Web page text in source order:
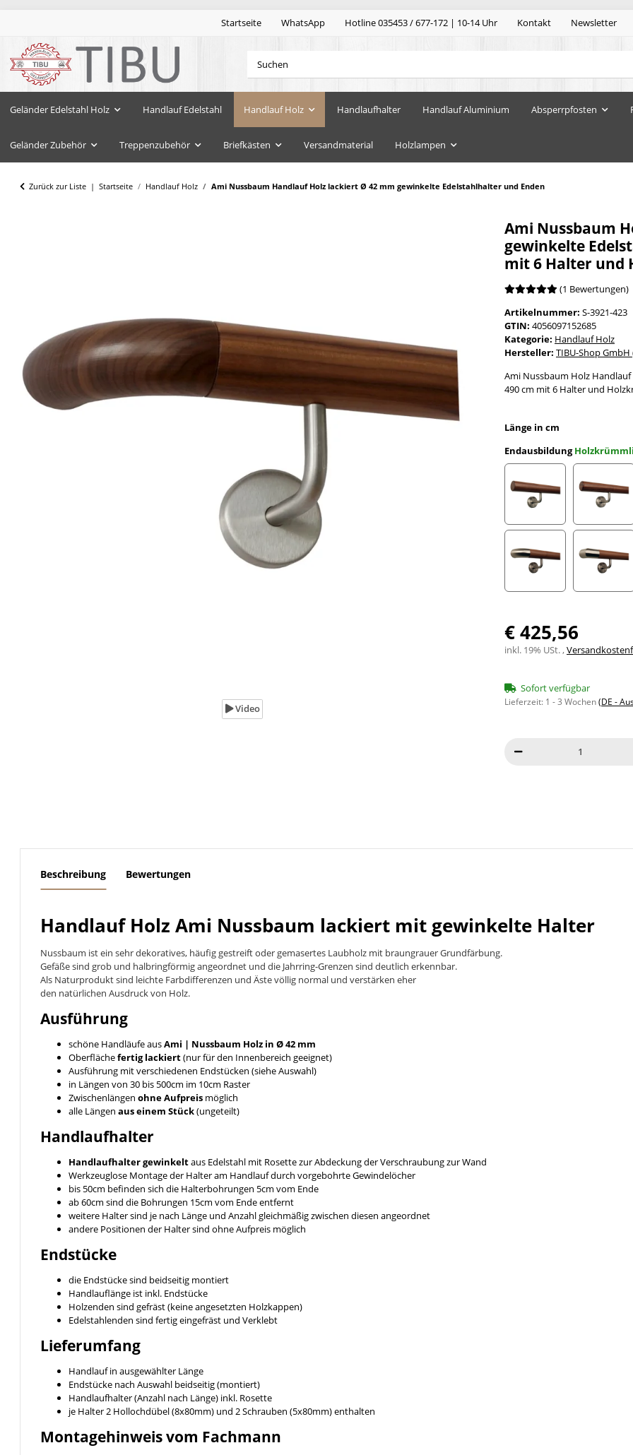
Startseite WhatsApp Hotline 035453 / 677-172 | 10-14 Uhr Kontakt Newsletter
Geländer Edelstahl Holz Handlauf Edelstahl Handlauf Holz Handlaufhalter Handlauf Aluminium Absperrpfosten
Geländer Zubehör Treppenzubehör Briefkästen Versandmaterial Holzlampen
Zurück zur Liste Startseite Handlauf Holz Ami Nussbaum Handlauf Holz lackiert Ø 42 mm gewinkelte Edelstahlhalter und Enden
Video
Ami Nussbaum
gewinkelte
mit 6 Halter und
(1 Bewertungen)
Artikelnummer: S-3921-423
GTIN: 4056097152685
Kategorie: Handlauf Holz
Hersteller: TIBU-Shop
Ami Nussbaum Holz
490 cm mit 6 Halter und
Länge in cm
Endausbildung
gefast
€ 425,56
inkl. 19% USt. ,
Sofort verfügbar
Lieferzeit: 1 - 3 Wochen(DE -
Beschreibung Bewertungen
Handlauf Holz Ami Nussbaum lackiert mit gewinkelte Halter
Nussbaum ist ein sehr dekoratives, häufig gestreift oder gemasertes Laubholz mit braungrauer Grundfärbung.
Gefäße sind grob und halbringförmig angeordnet und die Jahrring-Grenzen sind deutlich erkennbar.
Als Naturprodukt sind leichte Farbdifferenzen und Äste völlig normal und verstärken eher
den natürlichen Ausdruck von Holz.
Ausführung
schöne Handläufe ausAmi | Nussbaum Holz in Ø 42 mm
Oberflächefertig lackiert(nur für den Innenbereich geeignet)
Ausführung mit verschiedenen Endstücken (siehe Auswahl)
in Längen von 30 bis 500cm im 10cm Raster
Zwischenlängen ohne Aufpreis möglich
alle Längen aus einem Stück(ungeteilt)
Handlaufhalter
Handlaufhalter gewinkeltaus Edelstahl mit Rosette zur Abdeckung der Verschraubung zur Wand
Werkzeuglose Montage der Halter am Handlauf durch vorgebohrte Gewindelöcher
bis 50cm befinden sich die Halterbohrungen 5cm vom Ende
ab 60cm sind die Bohrungen 15cm vom Ende entfernt
weitere Halter sind je nach Länge und Anzahl gleichmäßig zwischen diesen angeordnet
andere Positionen der Halter sind ohne Aufpreis möglich
Endstücke
die Endstücke sind beidseitig montiert
Handlauflänge ist inkl. Endstücke
Holzenden sind gefräst (keine angesetzten Holzkappen)
Edelstahlenden sind fertig eingefräst und Verklebt
Lieferumfang
Handlauf in ausgewählter Länge
Endstücke nach Auswahl beidseitig (montiert)
Handlaufhalter (Anzahl nach Länge) inkl. Rosette
je Halter 2 Hollochdübel (8x80mm) und 2 Schrauben (5x80mm) enthalten
Montagehinweis vom Fachmann